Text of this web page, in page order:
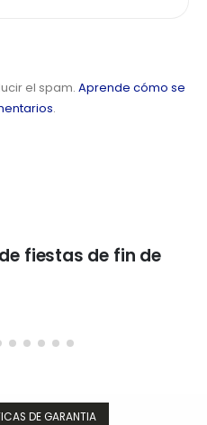
el spam. Aprende cómo se
.
fiestas de fin de
DE GARANTIA